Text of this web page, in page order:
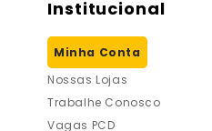
Institucional
Minha Conta
Nossas Lojas
Trabalhe Conosco
Vagas PCD